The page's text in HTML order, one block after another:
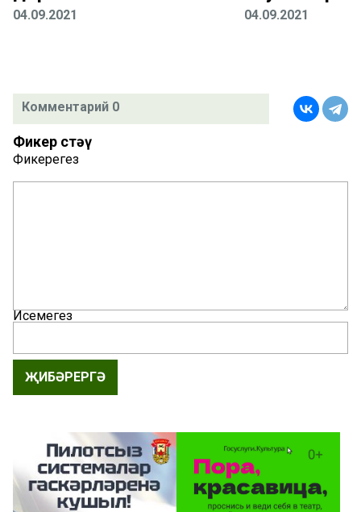
04.09.2021 04.09.2021
Комментарий 0
Фикер өстәү
Фикерегез
Исемегез
ҖИБӘРЕРГӘ